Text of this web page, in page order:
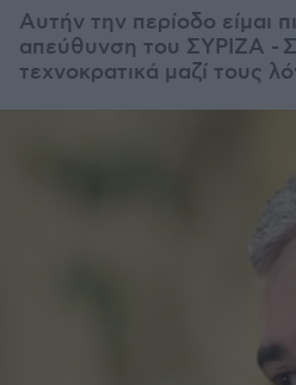
Αυτήν την περίοδο είμαι
απεύθυνση του ΣΥΡΙΖΑ -
τεχνοκρατικά μαζί τους